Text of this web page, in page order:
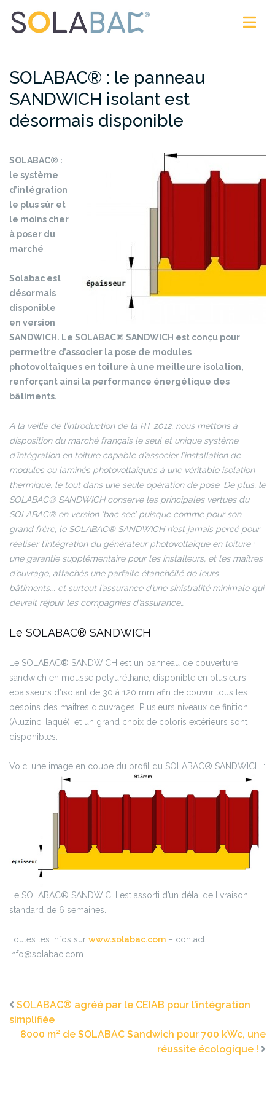
contenu
SOLABAC® : le panneau
SANDWICH isolant est
désormais disponible
SOLABAC® :
le système
d’intégration
le plus sûr et
le moins cher
à poser du
marché
Solabac est
désormais
disponible
en version
SANDWICH. Le SOLABAC® SANDWICH est conçu pour
permettre d’associer la pose de modules
photovoltaïques en toiture à une meilleure isolation,
renforçant ainsi la performance énergétique des
bâtiments.
A la veille de l’introduction de la RT 2012, nous mettons à
disposition du marché français le seul et unique système
d’intégration en toiture capable d’associer l’installation de
modules ou laminés photovoltaïques à une véritable isolation
thermique, le tout dans une seule opération de pose. De plus, le
SOLABAC® SANDWICH conserve les principales vertues du
SOLABAC® en version ‘bac sec’ puisque comme pour son
grand frère, le SOLABAC® SANDWICH n’est jamais percé pour
réaliser l’intégration du générateur photovoltaïque en toiture :
une garantie supplémentaire pour les installeurs, et les maîtres
d’ouvrage, attachés une parfaite étanchéité de leurs
bâtiments…. et surtout l’assurance d’une sinistralité minimale qui
devrait réjouir les compagnies d’assurance…
Le SOLABAC® SANDWICH
Le SOLABAC® SANDWICH est un panneau de couverture
sandwich en mousse polyuréthane, disponible en plusieurs
épaisseurs d’isolant de 30 à 120 mm afin de couvrir tous les
besoins des maitres d’ouvrages. Plusieurs niveaux de finition
(Aluzinc, laqué), et un grand choix de coloris extérieurs sont
disponibles.
Voici une image en coupe du profil du SOLABAC® SANDWICH :
Le SOLABAC® SANDWICH est assorti d’un délai de livraison
standard de 6 semaines.
Toutes les infos sur www.solabac.com – contact :
info@solabac.com
SOLABAC® agréé par le CEIAB pour l’intégration
simplifiée
8000 m² de SOLABAC Sandwich pour 700 kWc, une
réussite écologique !